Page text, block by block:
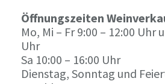
Öffnungszeiten
Mo, Mi – Fr 9:00 – 12:00 Uhr
Uhr
Sa 10:00 – 16:00 Uhr
Dienstag, Sonntag und